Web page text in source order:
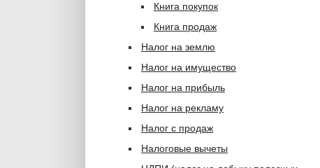
Книга покупок
Книга продаж
Налог на землю
Налог на имущество
Налог на прибыль
Налог на рекламу
Налог с продаж
Налоговые вычеты